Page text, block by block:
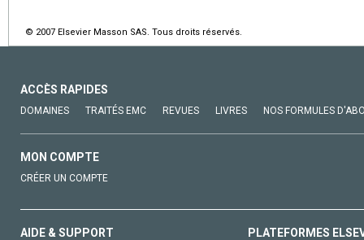
© 2007 Elsevier Masson SAS. Tous droits réservés.
ACCÈS RAPIDES
DOMAINES TRAITÉS EMC REVUES LIVRES NOS FORMULES
MON COMPTE
CRÉER UN COMPTE
AIDE & SUPPORT PLATEFORMES